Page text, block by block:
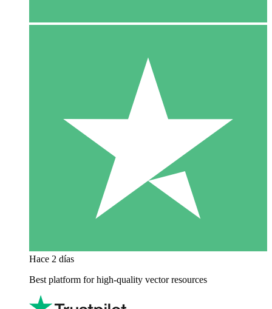
Hace 2 días
Best platform for high-quality vector resources